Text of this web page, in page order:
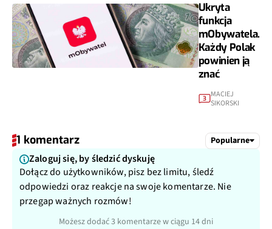
Ukryta
funkcja
mObywatela.
Każdy Polak
powinien ją
znać
3
MACIEJ
SIKORSKI
1 komentarz Popularne
Zaloguj się, by śledzić dyskuję
Dołącz do użytkowników, pisz bez limitu, śledź
odpowiedzi oraz reakcje na swoje komentarze. Nie
przegap ważnych rozmów!
Możesz dodać 3 komentarze w ciągu 14 dni